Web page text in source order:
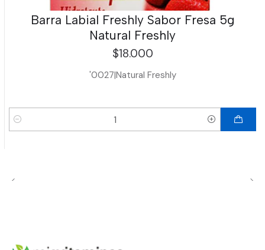
Barra Labial Freshly Sabor Fresa 5g
Natural Freshly
$18.000
'0027|Natural Freshly
Cantidad